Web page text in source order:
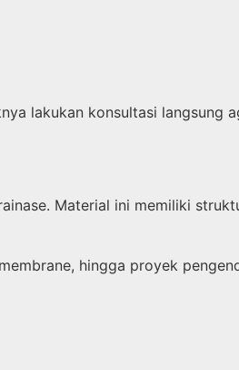
lakukan konsultasi langsung
Material ini memiliki
hingga proyek